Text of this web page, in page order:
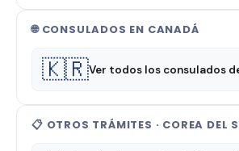
🌐 CONSULADOS EN CANADÁ
🇰🇷Ver todos los consulados
📋 OTROS TRÁMITES · COREA DEL